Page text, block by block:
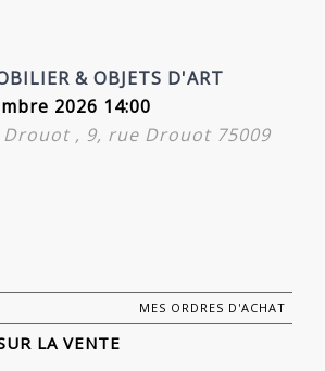
& OBJETS D'ART
2026 14:00
Drouot , 9, rue Drouot 75009
MES ORDRES D'ACHAT
LA VENTE